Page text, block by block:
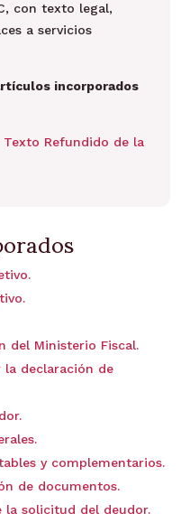
con texto legal,
a servicios
incorporados
Texto Refundido de la
del Ministerio Fiscal.
la declaración de
y complementarios.
de documentos.
la solicitud del deudor.